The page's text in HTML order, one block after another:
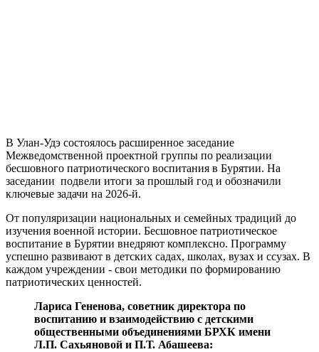
В Улан-Удэ состоялось расширенное заседание
Межведомственной проектной группы по реализации
бесшовного патриотического воспитания в Бурятии. На
заседании подвели итоги за прошлый год и обозначили
ключевые задачи на 2026-й.
От популяризации национальных и семейных традиций до
изучения военной истории. Бесшовное патриотическое
воспитание в Бурятии внедряют комплексно. Программу
успешно развивают в детских садах, школах, вузах и ссузах. В
каждом учреждении - свои методики по формированию
патриотических ценностей.
Лариса Гененова, советник директора по
воспитанию и взаимодействию с детскими
общественными объединениями БРХК имени
Л.П. Сахьяновой и П.Т. Абашеева: